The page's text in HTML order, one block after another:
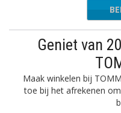
Geniet van
Maak winkelen bij
toe bij het afrekenen